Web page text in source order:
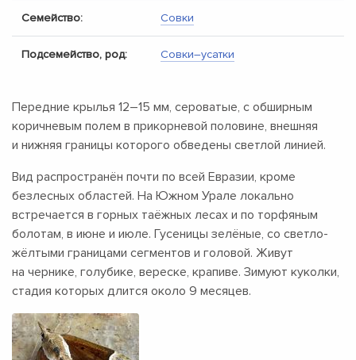
Семейство: Совки
Подсемейство, род: Совки–усатки
Передние крылья 12–15 мм, сероватые, с обширным
коричневым полем в прикорневой половине, внешняя
и нижняя границы которого обведены светлой линией.
Вид распространён почти по всей Евразии, кроме
безлесных областей. На Южном Урале локально
встречается в горных таёжных лесах и по торфяным
болотам, в июне и июле. Гусеницы зелёные, со светло-
жёлтыми границами сегментов и головой. Живут
на чернике, голубике, вереске, крапиве. Зимуют куколки,
стадия которых длится около 9 месяцев.